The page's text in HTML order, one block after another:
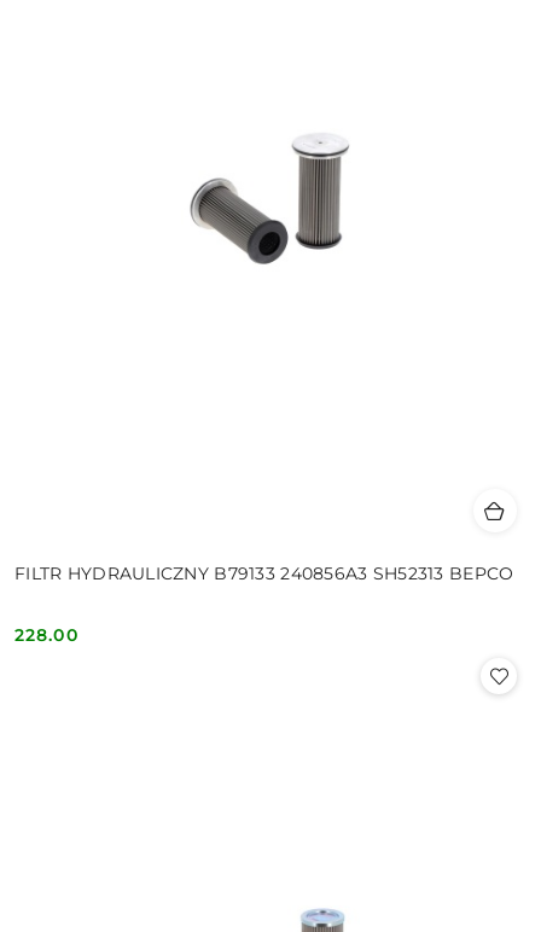
FILTR HYDRAULICZNY B79133 240856A3 SH52313 BEPCO
Cena:
228.00